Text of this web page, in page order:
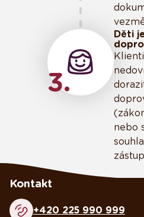
3
Děti
nebo
Kontakt
+420 225 990 999